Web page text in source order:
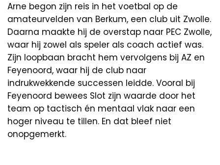
Arne begon zijn reis in het voetbal op de
amateurvelden van Berkum, een club uit Zwolle.
Daarna maakte hij de overstap naar PEC Zwolle,
waar hij zowel als speler als coach actief was.
Zijn loopbaan bracht hem vervolgens bij AZ en
Feyenoord, waar hij de club naar
indrukwekkende successen leidde. Vooral bij
Feyenoord bewees Slot zijn waarde door het
team op tactisch én mentaal vlak naar een
hoger niveau te tillen. En dat bleef niet
onopgemerkt.